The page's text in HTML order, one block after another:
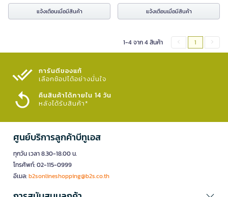
แจ้งเตือนเมื่อมีสินค้า แจ้งเตือนเมื่อมีสินค้า
1-4 จาก 4 สินค้า 1
การันตีของแท้
เลือกช้อปได้อย่างมั่นใจ​
คืนสินค้าได้ภายใน 14 วัน
หลังได้รับสินค้า*
ศูนย์บริการลูกค้าบีทูเอส
ทุกวัน เวลา 8.30-18.00 น.
โทรศัพท์: 02-115-0999
อีเมล:b2sonlineshopping@b2s.co.th